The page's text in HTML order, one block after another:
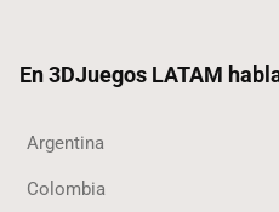
En 3DJuegos LATAM
Argentina
Colombia